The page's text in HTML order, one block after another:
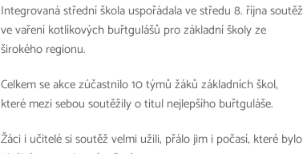
Integrovaná střední škola uspořádala ve středu 8. října soutěž
ve vaření kotlíkových buřtgulášů pro základní školy ze
širokého regionu.
Celkem se akce zúčastnilo 10 týmů žáků základních škol,
které mezi sebou soutěžily o titul nejlepšího buřtguláše.
Žáci i učitelé si soutěž velmi užili, přálo jim i počasí, které bylo